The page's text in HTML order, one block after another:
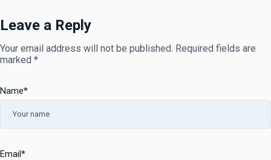
Leave a Reply
Your email address will not be published. Required fields are
marked *
Name*
Email*